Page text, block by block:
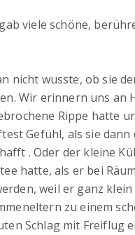
viele schöne,
nicht wusste, ob sie
Wir erinnern uns an
Rippe hatte
Gefühl, als sie
. Oder der kleine
hatte, als er bei
weil er ganz
zu einem
Schlag mit Freiflug